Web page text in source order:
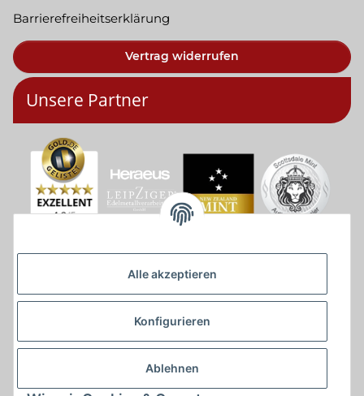
Alle akzeptieren
Konfigurieren
Ablehnen
Barrierefreiheitserklärung
Vertrag widerrufen
Unsere Partner